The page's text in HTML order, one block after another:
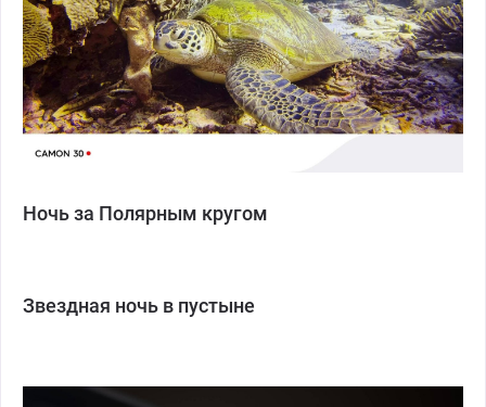
Ночь за Полярным кругом
Звездная ночь в пустыне